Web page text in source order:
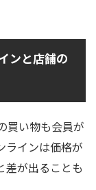
ンと店舗の
買い物も会員が
ラインは価格が
差が出ることも